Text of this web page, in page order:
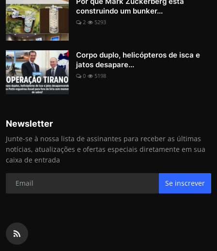
construindo um bunker...
2 5293
Corpo duplo, helicópteros de isca e
jatos desapare...
0 5198
Newsletter
Junte-se à nossa lista de assinantes para receber as últimas
notícias, atualizações e ofertas especiais diretamente em sua
caixa de entrada
Se inscrever